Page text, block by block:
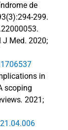
de
299.
J Med. 2020;
in
scoping
. 2021;